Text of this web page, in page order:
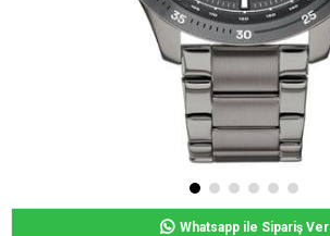
Whatsapp ile Sipariş Ver